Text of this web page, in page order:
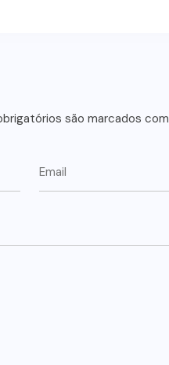
são marcados com